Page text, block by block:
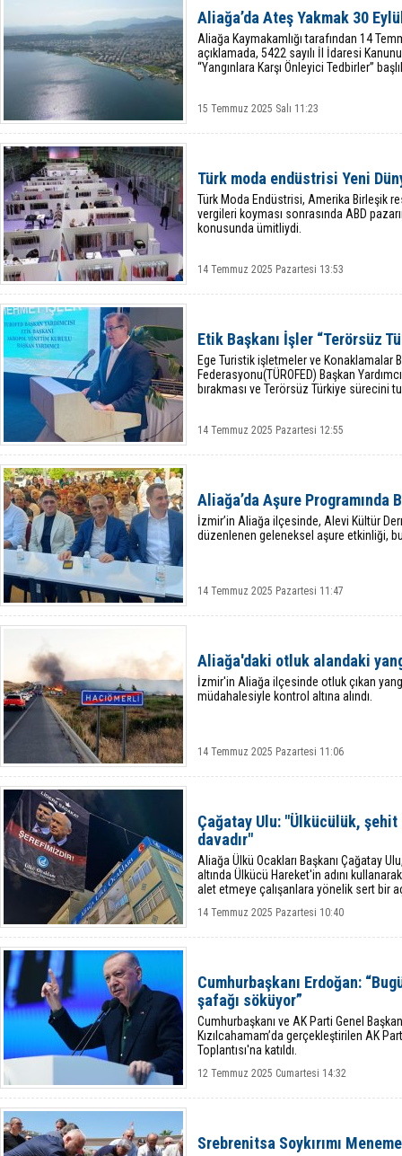
Aliağa’da Ateş Yakmak 30
Aliağa Kaymakamlığı tarafından 14
açıklamada, 5422 sayılı İl İdaresi
“Yangınlara Karşı Önleyici Tedbirler”
15 Temmuz 2025 Salı 11:23
Türk moda endüstrisi Yeni
Türk Moda Endüstrisi, Amerika Birleşik
vergileri koyması sonrasında ABD
konusunda ümitliydi.
14 Temmuz 2025 Pazartesi 13:53
Etik Başkanı İşler “Terörsüz
Ege Turistik işletmeler ve Konaklamalar
Federasyonu(TÜROFED) Başkan
bırakması ve Terörsüz Türkiye sürecini
14 Temmuz 2025 Pazartesi 12:55
Aliağa’da Aşure
İzmir’in Aliağa ilçesinde, Alevi Kültür
düzenlenen geleneksel aşure etkinliği,
14 Temmuz 2025 Pazartesi 11:47
Aliağa'daki otluk alandaki
İzmir'in Aliağa ilçesinde otluk çıkan
müdahalesiyle kontrol altına alındı.
14 Temmuz 2025 Pazartesi 11:06
Çağatay Ulu: "Ülkücülük,
davadır"
Aliağa Ülkü Ocakları Başkanı Çağatay
altında Ülkücü Hareket'in adını
alet etmeye çalışanlara yönelik sert bir
14 Temmuz 2025 Pazartesi 10:40
Cumhurbaşkanı Erdoğan:
şafağı söküyor”
Cumhurbaşkanı ve AK Parti Genel
Kızılcahamam’da gerçekleştirilen AK
Toplantısı'na katıldı.
12 Temmuz 2025 Cumartesi 14:32
Srebrenitsa Soykırımı